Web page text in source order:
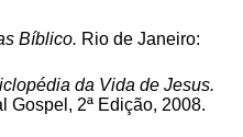
Bíblico. Rio de Janeiro:
da Vida de Jesus.
Gospel, 2ª Edição, 2008.